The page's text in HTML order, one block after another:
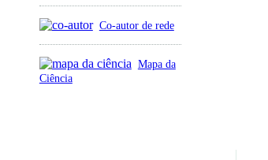
Co-autor de rede
Mapa da
Ciência